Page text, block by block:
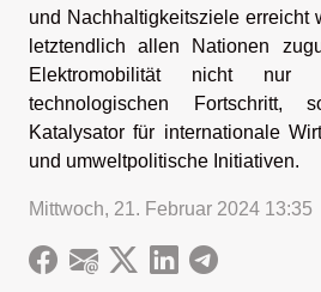
und Nachhaltigkeitsziele erreicht
letztendlich allen Nationen
Elektromobilität nicht
technologischen Fortschritt,
Katalysator für internationale
und umweltpolitische Initiativen.
Mittwoch, 21. Februar 2024 13:35